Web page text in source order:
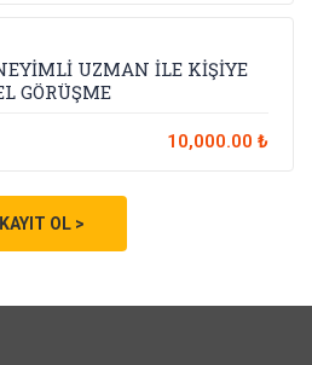
UZMAN İLE KİŞİYE
GÖRÜŞME
10,000.00 ₺
KAYIT OL >